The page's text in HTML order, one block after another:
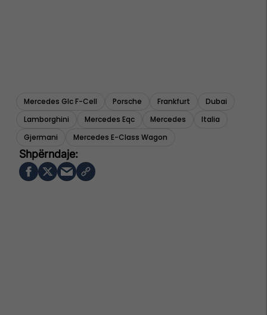
Mercedes Glc F-Cell Porsche Frankfurt
Dubai
Lamborghini
Mercedes Eqc Mercedes
Italia
Gjermani
Mercedes E-Class Wagon